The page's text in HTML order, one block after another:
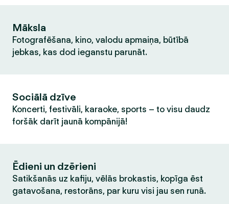
Māksla
Fotografēšana, kino, valodu apmaiņa, būtībā
jebkas, kas dod ieganstu parunāt.
Sociālā dzīve
Koncerti, festivāli, karaoke, sports – to visu daudz
foršāk darīt jaunā kompānijā!
Ēdieni un dzērieni
Satikšanās uz kafiju, vēlās brokastis, kopīga ēst
gatavošana, restorāns, par kuru visi jau sen runā.